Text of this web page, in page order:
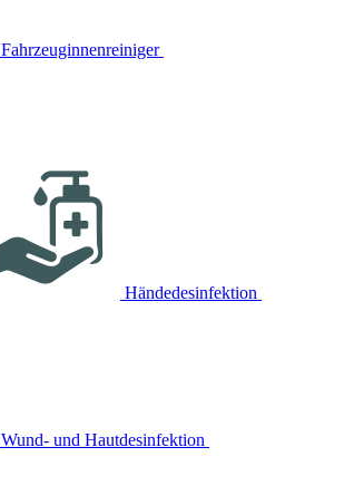
Fahrzeuginnenreiniger
Händedesinfektion
Wund- und Hautdesinfektion